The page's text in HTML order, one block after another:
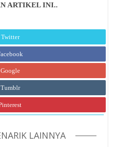
ARTIKEL INI..
Twitter
Google
Tumblr
LAINNYA